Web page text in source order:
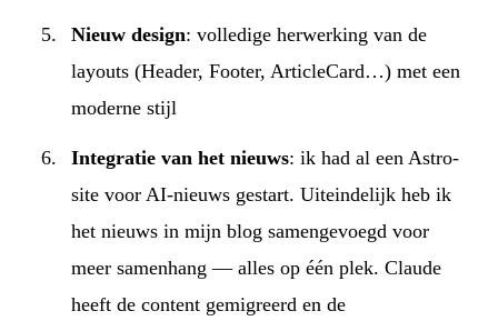
Nieuw design: volledige herwerking van de
layouts (Header, Footer, ArticleCard…) met een
moderne stijl
Integratie van het nieuws: ik had al een Astro-
site voor AI-nieuws gestart. Uiteindelijk heb ik
het nieuws in mijn blog samengevoegd voor
meer samenhang — alles op één plek. Claude
heeft de content gemigreerd en de